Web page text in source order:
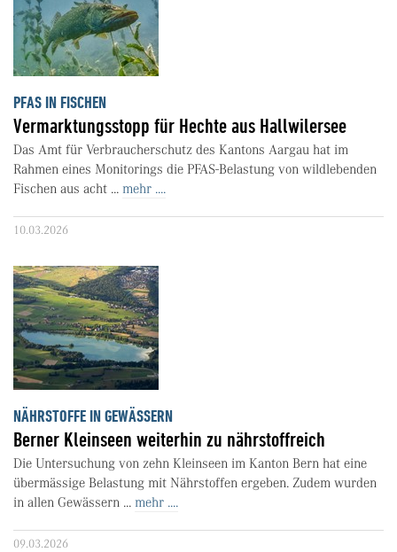
PFAS IN FISCHEN
Vermarktungsstopp für Hechte aus Hallwilersee
Das Amt für Verbraucherschutz des Kantons Aargau hat im
Rahmen eines Monitorings die PFAS-Belastung von wildlebenden
Fischen aus acht ... mehr ....
10.03.2026
NÄHRSTOFFE IN GEWÄSSERN
Berner Kleinseen weiterhin zu nährstoffreich
Die Untersuchung von zehn Kleinseen im Kanton Bern hat eine
übermässige Belastung mit Nährstoffen ergeben. Zudem wurden
in allen Gewässern ... mehr ....
09.03.2026